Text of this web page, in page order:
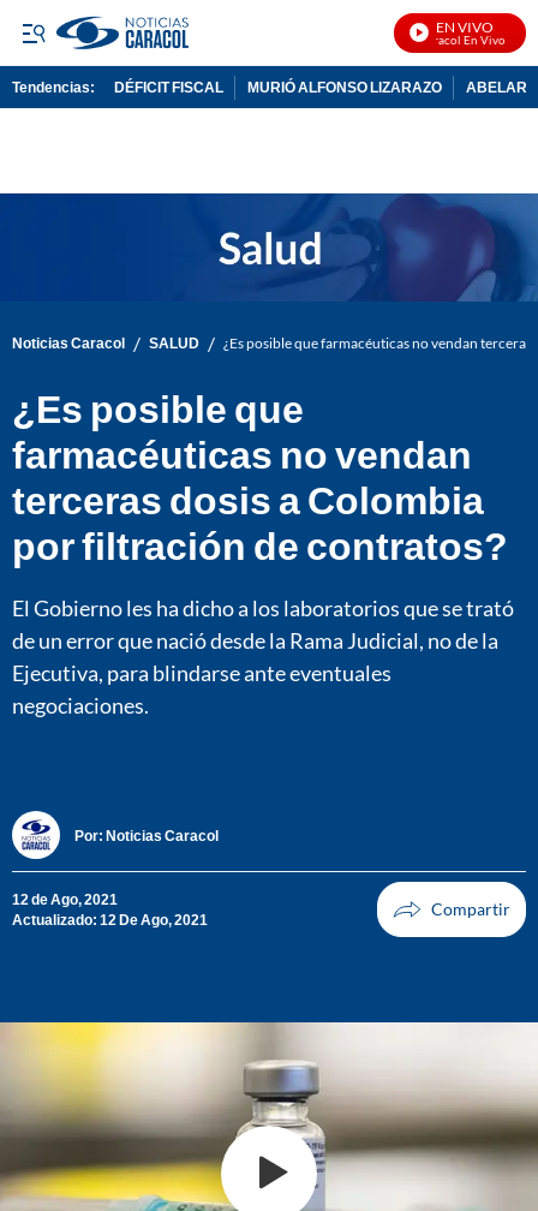
EN VIVO
Noticias Caracol En Vivo
Tendencias: DÉFICIT FISCAL MURIÓ ALFONSO LIZARAZO
Noticias Caracol / SALUD / ¿Es posible que farmacéuticas no vendan
¿Es posible que
farmacéuticas no vendan
terceras dosis a Colombia
por filtración de contratos?
El Gobierno les ha dicho a los laboratorios que se trató
de un error que nació desde la Rama Judicial, no de la
Ejecutiva, para blindarse ante eventuales
negociaciones.
Por: Noticias Caracol
12 de Ago, 2021
Actualizado: 12 De Ago, 2021